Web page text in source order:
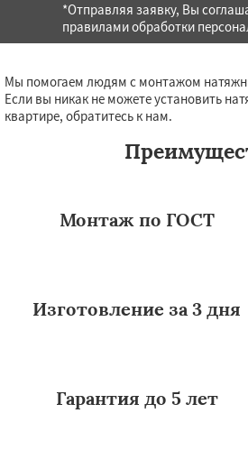
*Отправляя заявку, Вы
правилами обработки
Мы помогаем людям с монтажом
Если вы никак не можете установить
квартире, обратитесь к нам.
Монтаж по ГОСТ
Изготовление за 3 дня
Гарантия до 5 лет
Даю согласие на обработку